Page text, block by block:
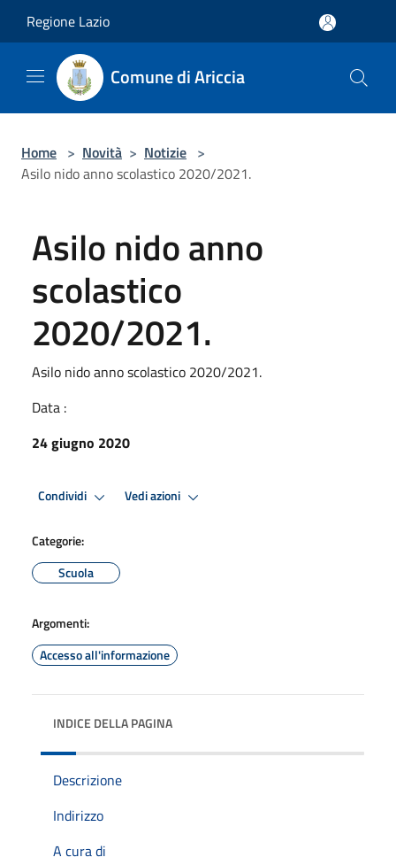
Regione Lazio
Comune di Ariccia
Home > Novità > Notizie >
Asilo nido anno scolastico 2020/2021.
Asilo nido anno
scolastico
2020/2021.
Asilo nido anno scolastico 2020/2021.
Data :
24 giugno 2020
Condividi Vedi azioni
Categorie:
Scuola
Argomenti:
Accesso all'informazione
INDICE DELLA PAGINA
Descrizione
Indirizzo
A cura di